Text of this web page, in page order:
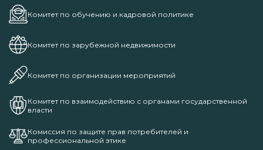
Комитет по обучению и кадровой политике
Комитет по зарубежной недвижимости
Комитет по организации мероприятий
Комитет по взаимодействию с органами государственной
власти
Комиссия по защите прав потребителей и
профессиональной этике